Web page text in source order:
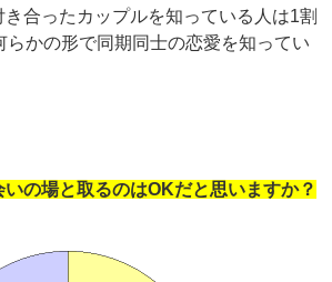
合ったカップルを知っている人は1割
らかの形で同期同士の恋愛を知ってい
の場と取るのはOKだと思いますか？